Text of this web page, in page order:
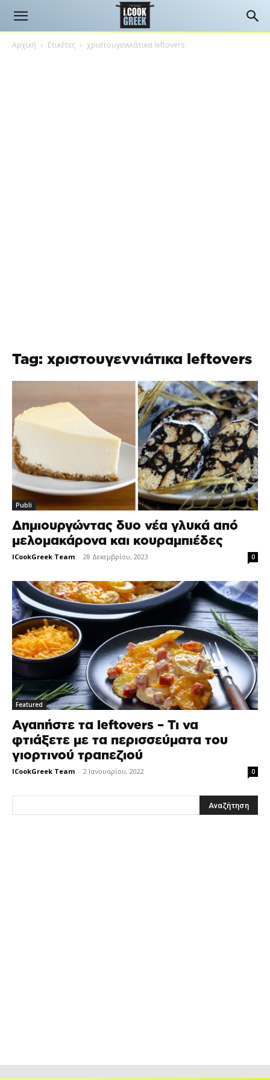
Αρχική Ετικέτες χριστουγεννιάτικα leftovers
Tag: χριστουγεννιάτικα leftovers
Publi
Δημιουργώντας δυο νέα γλυκά από
μελομακάρονα και κουραμπιέδες
ICookGreek Team - 28 Δεκεμβρίου, 2023 0
Featured
Αγαπήστε τα leftovers – Τι να
φτιάξετε με τα περισσεύματα του
γιορτινού τραπεζιού
ICookGreek Team - 2 Ιανουαρίου, 2022 0